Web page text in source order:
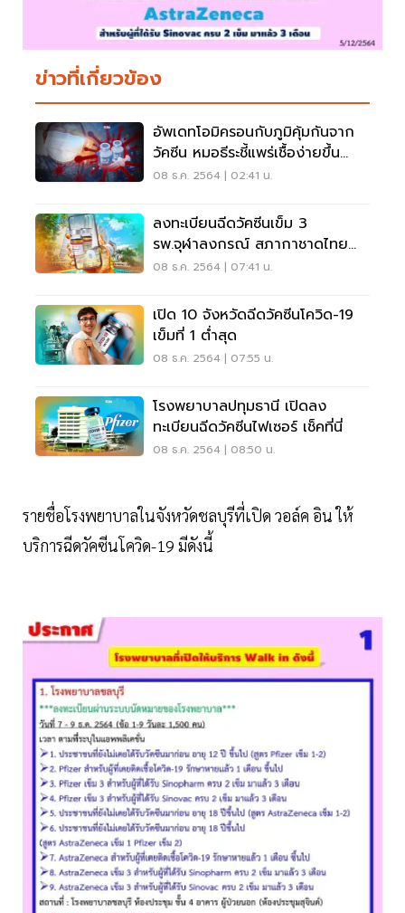
ข่าวที่เกี่ยวข้อง
อัพเดทโอมิครอนกับภูมิคุ้มกันจาก
วัคซีน หมอธีระชี้แพร่เชื้อง่ายขึ้น
ชัดเจน
08 ธ.ค. 2564 | 02:41 น.
ลงทะเบียนฉีดวัคซีนเข็ม 3
รพ.จุฬาลงกรณ์ สภากาชาดไทย
เปิดจองคิวฉีด โมเดอร์นา
08 ธ.ค. 2564 | 07:41 น.
เปิด 10 จังหวัดฉีดวัคซีนโควิด-19
เข็มที่ 1 ต่ำสุด
08 ธ.ค. 2564 | 07:55 น.
โรงพยาบาลปทุมธานี เปิดลง
ทะเบียนฉีดวัคซีนไฟเซอร์ เช็คที่นี่
08 ธ.ค. 2564 | 08:50 น.
รายชื่อโรงพยาบาลในจังหวัดชลบุรีที่เปิด วอล์ค อิน ให้
บริการฉีดวัคซีนโควิด-19 มีดังนี้